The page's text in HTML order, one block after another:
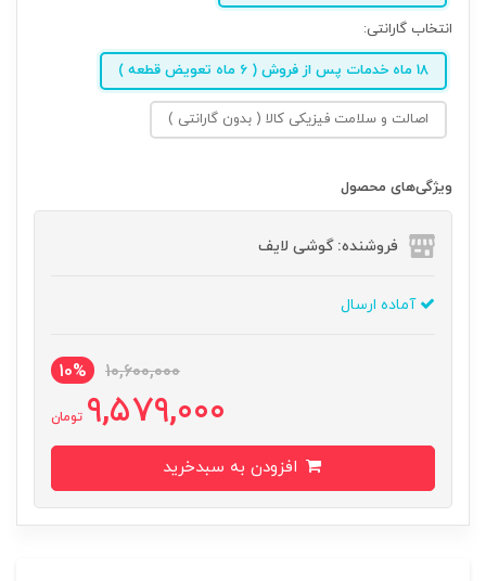
انتخاب گارانتی:
18 ماه خدمات پس از فروش ( 6 ماه تعویض قطعه )
اصالت و سلامت فیزیکی کالا ( بدون گارانتی )
ویژگی‌های محصول
فروشنده: گوشی لایف
آماده ارسال
10,600,000
10%
9,579,000 تومان